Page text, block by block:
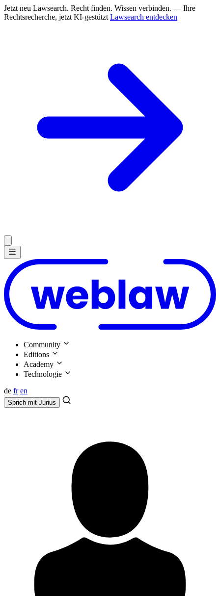
Jetzt neu Lawsearch. Recht finden. Wissen verbinden. — Ihre
Rechtsrecherche, jetzt KI-gestützt Lawsearch entdecken
Community
Editions
Academy
Technologie
de fr en
Sprich mit Jurius